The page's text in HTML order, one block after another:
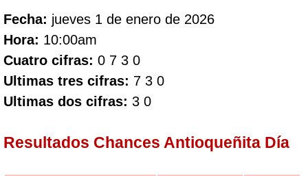
Fecha: jueves 1 de enero de 2026
Hora: 10:00am
Cuatro cifras: 0 7 3 0
Ultimas tres cifras: 7 3 0
Ultimas dos cifras: 3 0
Resultados Chances Antioqueñita Día